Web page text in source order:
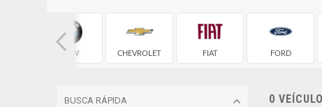
BMW CHEVROLET FIAT FORD
BUSCA RÁPIDA 0